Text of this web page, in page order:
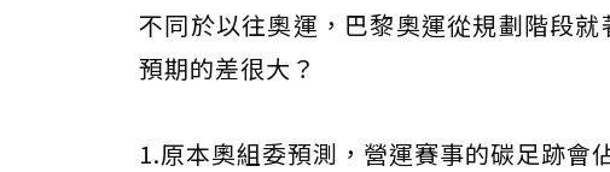
不同於以往奧運，巴黎奧運從規劃階段
預期的差很大？
1.原本奧組委預測，營運賽事的碳足跡會